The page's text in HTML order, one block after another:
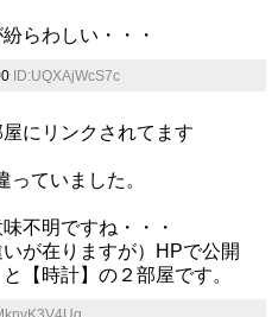
らわしい・・・
ID:UQXAjWcS7c
にリンクされてます
ていました。
不明ですね・・・
が在りますが）HPで公開
【時計】の２部屋です。